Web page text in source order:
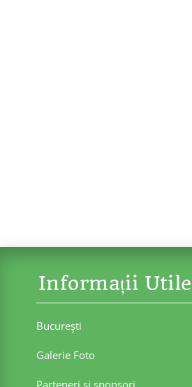
Informații Utile
Bucureşti
Galerie Foto
Parteneri şi sponsori